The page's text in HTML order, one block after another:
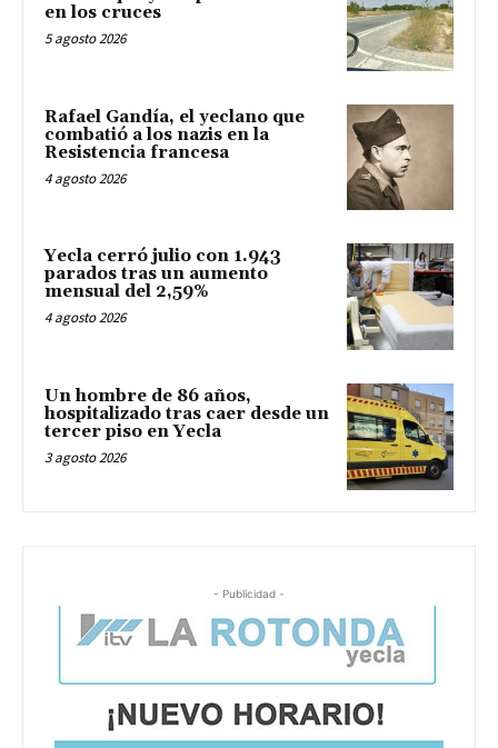
en los cruces
5 agosto 2026
Rafael Gandía, el yeclano que
combatió a los nazis en la
Resistencia francesa
4 agosto 2026
Yecla cerró julio con 1.943
parados tras un aumento
mensual del 2,59%
4 agosto 2026
Un hombre de 86 años,
hospitalizado tras caer desde un
tercer piso en Yecla
3 agosto 2026
- Publicidad -